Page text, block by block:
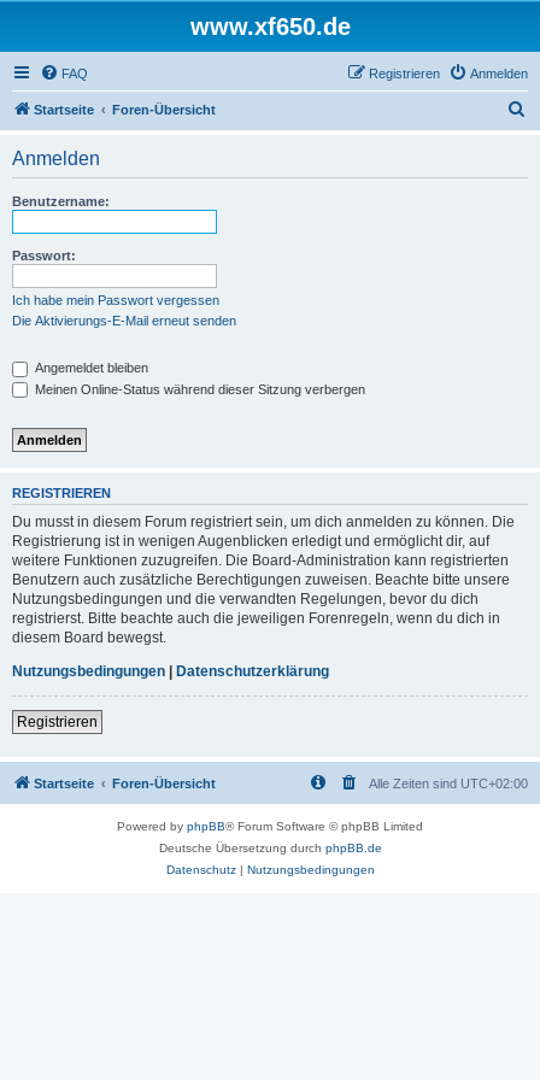
www.xf650.de
FAQ Anmelden
Registrieren
Startseite Foren-Übersicht
Anmelden
Benutzername:
Passwort:
Ich habe mein Passwort vergessen
Die Aktivierungs-E-Mail erneut senden
Angemeldet bleiben
Meinen Online-Status während dieser Sitzung verbergen
REGISTRIEREN
Du musst in diesem Forum registriert sein, um dich anmelden zu können. Die
Registrierung ist in wenigen Augenblicken erledigt und ermöglicht dir, auf
weitere Funktionen zuzugreifen. Die Board-Administration kann registrierten
Benutzern auch zusätzliche Berechtigungen zuweisen. Beachte bitte unsere
Nutzungsbedingungen und die verwandten Regelungen, bevor du dich
registrierst. Bitte beachte auch die jeweiligen Forenregeln, wenn du dich in
diesem Board bewegst.
Nutzungsbedingungen | Datenschutzerklärung
Registrieren
Startseite Foren-Übersicht Alle Zeiten sind UTC+02:00
Powered by phpBB® Forum Software © phpBB Limited
Deutsche Übersetzung durch phpBB.de
Datenschutz| Nutzungsbedingungen